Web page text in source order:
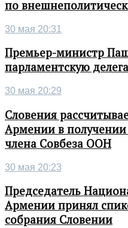
по
30 мая 20:31
Премьер-министр
парламентскую
30 мая 20:29
Словения
Армении в получении
члена Совбеза ООН
30 мая 20:23
Председатель
Армении принял
собрания Словении